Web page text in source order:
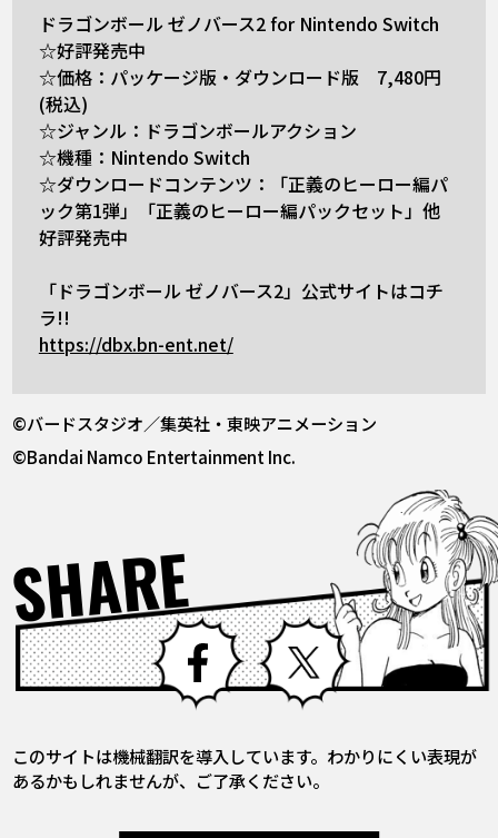
ドラゴンボール ゼノバース2 for Nintendo Switch
☆好評発売中
☆価格：パッケージ版・ダウンロード版 7,480円
(税込)
☆ジャンル：ドラゴンボールアクション
☆機種：Nintendo Switch
☆ダウンロードコンテンツ：「正義のヒーロー編パ
ック第1弾」「正義のヒーロー編パックセット」他
好評発売中
「ドラゴンボール ゼノバース2」公式サイトはコチ
ラ!!
https://dbx.bn-ent.net/
©バードスタジオ／集英社・東映アニメーション
©Bandai Namco Entertainment Inc.
SHARE Facebook X
このサイトは機械翻訳を導入しています。わかりにくい表現が
あるかもしれませんが、ご了承ください。